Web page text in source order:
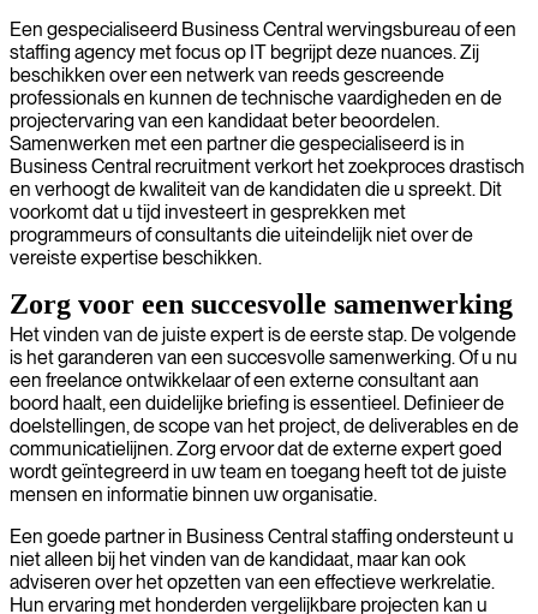
Een gespecialiseerd Business Central wervingsbureau of een
staffing agency met focus op IT begrijpt deze nuances. Zij
beschikken over een netwerk van reeds gescreende
professionals en kunnen de technische vaardigheden en de
projectervaring van een kandidaat beter beoordelen.
Samenwerken met een partner die gespecialiseerd is in
Business Central recruitment verkort het zoekproces drastisch
en verhoogt de kwaliteit van de kandidaten die u spreekt. Dit
voorkomt dat u tijd investeert in gesprekken met
programmeurs of consultants die uiteindelijk niet over de
vereiste expertise beschikken.
Zorg voor een succesvolle samenwerking
Het vinden van de juiste expert is de eerste stap. De volgende
is het garanderen van een succesvolle samenwerking. Of u nu
een freelance ontwikkelaar of een externe consultant aan
boord haalt, een duidelijke briefing is essentieel. Definieer de
doelstellingen, de scope van het project, de deliverables en de
communicatielijnen. Zorg ervoor dat de externe expert goed
wordt geïntegreerd in uw team en toegang heeft tot de juiste
mensen en informatie binnen uw organisatie.
Een goede partner in Business Central staffing ondersteunt u
niet alleen bij het vinden van de kandidaat, maar kan ook
adviseren over het opzetten van een effectieve werkrelatie.
Hun ervaring met honderden vergelijkbare projecten kan u